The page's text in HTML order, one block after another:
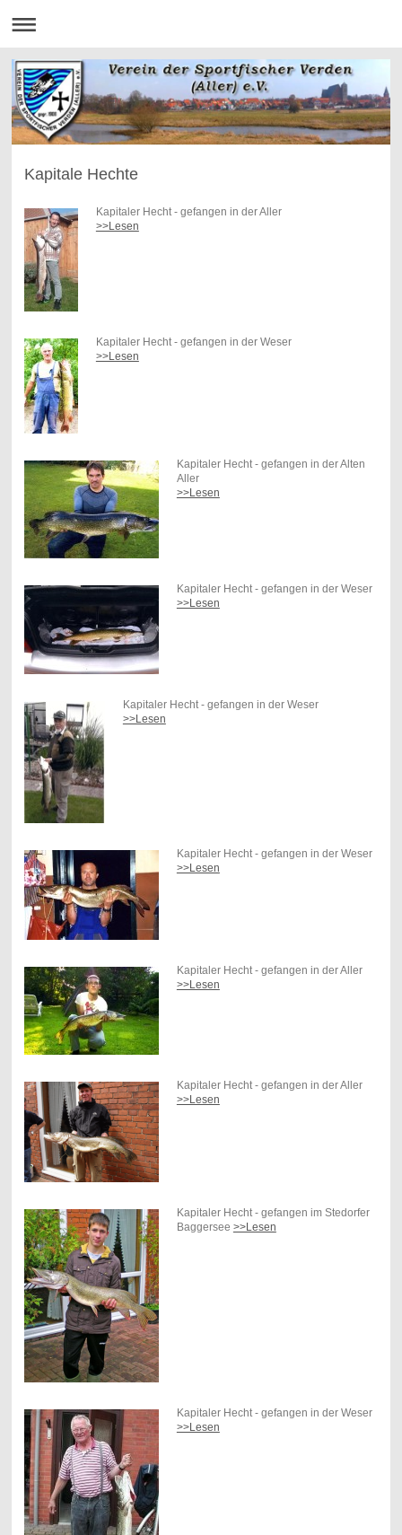
Kapitale Hechte
Kapitaler Hecht - gefangen in der Aller
>>Lesen
Kapitaler Hecht - gefangen in der Weser
>>Lesen
Kapitaler Hecht - gefangen in der Alten
Aller
>>Lesen
Kapitaler Hecht - gefangen in der Weser
>>Lesen
Kapitaler Hecht - gefangen in der Weser
>>Lesen
Kapitaler Hecht - gefangen in der Weser
>>Lesen
Kapitaler Hecht - gefangen in der Aller
>>Lesen
Kapitaler Hecht - gefangen in der Aller
>>Lesen
Kapitaler Hecht - gefangen im Stedorfer
Baggersee >>Lesen
Kapitaler Hecht - gefangen in der Weser
>>Lesen